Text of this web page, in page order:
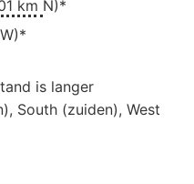
km N)*
is langer
South (zuiden), West